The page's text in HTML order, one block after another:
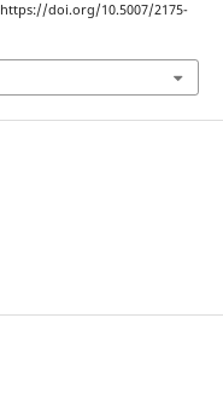
https://doi.org/10.5007/2175-